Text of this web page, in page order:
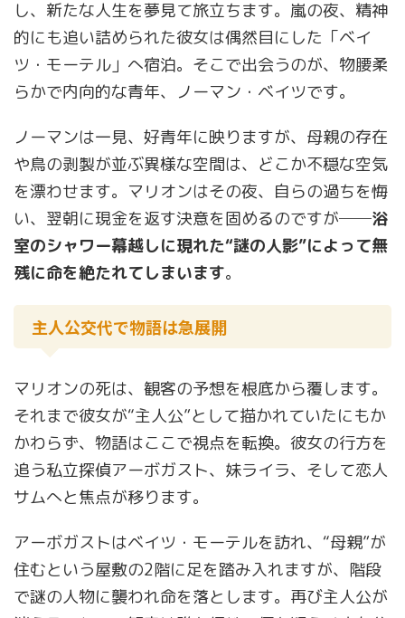
し、新たな人生を夢見て旅立ちます。嵐の夜、精神
的にも追い詰められた彼女は偶然目にした「ベイ
ツ・モーテル」へ宿泊。そこで出会うのが、物腰柔
らかで内向的な青年、ノーマン・ベイツです。
ノーマンは一見、好青年に映りますが、母親の存在
や鳥の剥製が並ぶ異様な空間は、どこか不穏な空気
を漂わせます。マリオンはその夜、自らの過ちを悔
い、翌朝に現金を返す決意を固めるのですが──浴
室のシャワー幕越しに現れた“謎の人影”によって無
残に命を絶たれてしまいます。
主人公交代で物語は急展開
マリオンの死は、観客の予想を根底から覆します。
それまで彼女が“主人公”として描かれていたにもか
かわらず、物語はここで視点を転換。彼女の行方を
追う私立探偵アーボガスト、妹ライラ、そして恋人
サムへと焦点が移ります。
アーボガストはベイツ・モーテルを訪れ、“母親”が
住むという屋敷の2階に足を踏み入れますが、階段
で謎の人物に襲われ命を落とします。再び主人公が